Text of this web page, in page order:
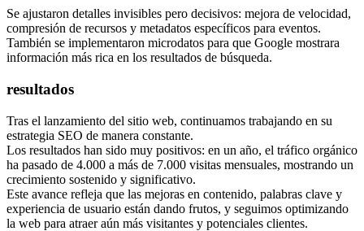
Se ajustaron detalles invisibles pero decisivos: mejora de velocidad,
compresión de recursos y metadatos específicos para eventos.
También se implementaron microdatos para que Google mostrara
información más rica en los resultados de búsqueda.
resultados
Tras el lanzamiento del sitio web, continuamos trabajando en su
estrategia SEO de manera constante.
Los resultados han sido muy positivos: en un año, el tráfico orgánico
ha pasado de 4.000 a más de 7.000 visitas mensuales, mostrando un
crecimiento sostenido y significativo.
Este avance refleja que las mejoras en contenido, palabras clave y
experiencia de usuario están dando frutos, y seguimos optimizando
la web para atraer aún más visitantes y potenciales clientes.